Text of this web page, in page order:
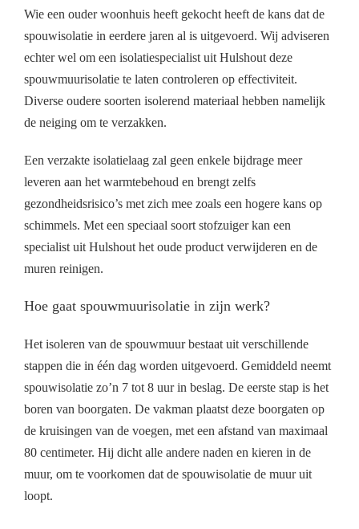
Wie een ouder woonhuis heeft gekocht heeft de kans dat de
spouwisolatie in eerdere jaren al is uitgevoerd. Wij adviseren
echter wel om een isolatiespecialist uit Hulshout deze
spouwmuurisolatie te laten controleren op effectiviteit.
Diverse oudere soorten isolerend materiaal hebben namelijk
de neiging om te verzakken.
Een verzakte isolatielaag zal geen enkele bijdrage meer
leveren aan het warmtebehoud en brengt zelfs
gezondheidsrisico’s met zich mee zoals een hogere kans op
schimmels. Met een speciaal soort stofzuiger kan een
specialist uit Hulshout het oude product verwijderen en de
muren reinigen.
Hoe gaat spouwmuurisolatie in zijn werk?
Het isoleren van de spouwmuur bestaat uit verschillende
stappen die in één dag worden uitgevoerd. Gemiddeld neemt
spouwisolatie zo’n 7 tot 8 uur in beslag. De eerste stap is het
boren van boorgaten. De vakman plaatst deze boorgaten op
de kruisingen van de voegen, met een afstand van maximaal
80 centimeter. Hij dicht alle andere naden en kieren in de
muur, om te voorkomen dat de spouwisolatie de muur uit
loopt.